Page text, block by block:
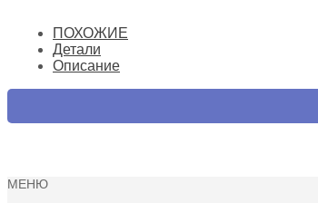
ПОХОЖИЕ
Детали
Описание
МЕНЮ